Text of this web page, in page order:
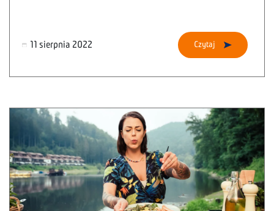
11 sierpnia 2022 Czytaj